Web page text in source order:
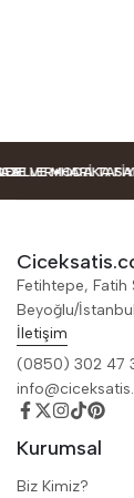
HARIKA
VE MODA
Fetihtepe, Fatih
Beyoğlu/İstanbul
İletişim
(0850) 302 47
Kurumsal
Biz Kimiz?